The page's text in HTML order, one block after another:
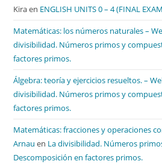
Kiraen ENGLISH UNITS 0 – 4 (FINAL
Matemáticas: los números naturales –
divisibilidad. Números primos y
factores primos.
Álgebra: teoría y ejercicios resueltos. –
divisibilidad. Números primos y
factores primos.
Matemáticas: fracciones y operaciones
Arnau en La divisibilidad. Números
Descomposición en factores primos.